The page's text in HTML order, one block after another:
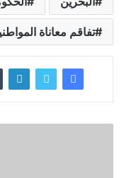
تفاقم معاناة